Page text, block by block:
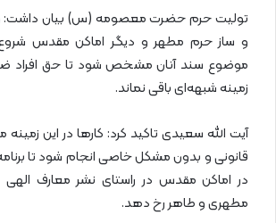
تولیت حرم حضرت معصومه (س) بیان داشت:
و ساز حرم مطهر و دیگر اماکن مقدس
موضوع سند آنان مشخص شود تا حق افراد
زمینه شبهه‌ای باقی نماند.
آیت الله سعیدی تاکید کرد: کارها در این
قانونی و بدون مشکل خاصی انجام شود تا
در اماکن مقدس در راستای نشر معارف الهی
مطهری و طاهر رخ دهد.